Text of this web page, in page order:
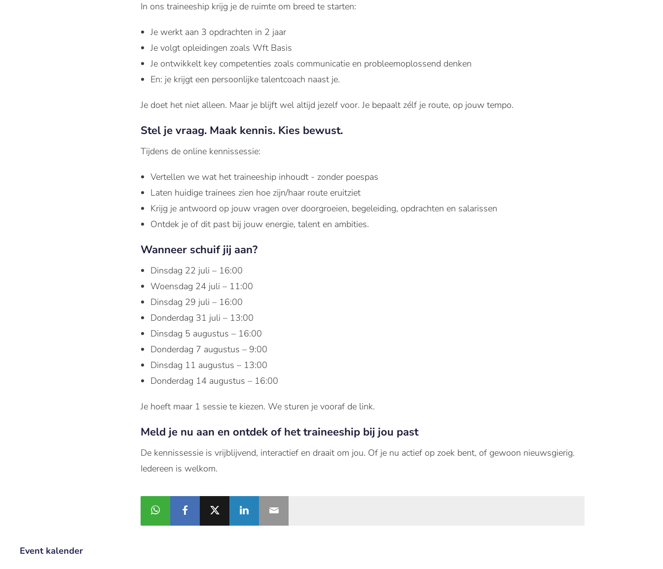
In ons traineeship krijg je de ruimte om breed te starten:
Je werkt aan 3 opdrachten in 2 jaar
Je volgt opleidingen zoals Wft Basis
Je ontwikkelt key competenties zoals communicatie en probleemoplossend denken
En: je krijgt een persoonlijke talentcoach naast je.
Je doet het niet alleen. Maar je blijft wel altijd jezelf voor. Je bepaalt zélf je route, op jouw tempo.
Stel je vraag. Maak kennis. Kies bewust.
Tijdens de online kennissessie:
Vertellen we wat het traineeship inhoudt - zonder poespas
Laten huidige trainees zien hoe zijn/haar route eruitziet
Krijg je antwoord op jouw vragen over doorgroeien, begeleiding, opdrachten en salarissen
Ontdek je of dit past bij jouw energie, talent en ambities.
Wanneer schuif jij aan?
Dinsdag 22 juli – 16:00
Woensdag 24 juli – 11:00
Dinsdag 29 juli – 16:00
Donderdag 31 juli – 13:00
Dinsdag 5 augustus – 16:00
Donderdag 7 augustus – 9:00
Dinsdag 11 augustus – 13:00
Donderdag 14 augustus – 16:00
Je hoeft maar 1 sessie te kiezen. We sturen je vooraf de link.
Meld je nu aan en ontdek of het traineeship bij jou past
De kennissessie is vrijblijvend, interactief en draait om jou. Of je nu actief op zoek bent, of gewoon nieuwsgierig.
Iedereen is welkom.
Event kalender